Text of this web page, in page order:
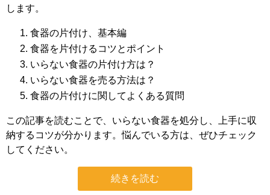
します。
食器の片付け、基本編
食器を片付けるコツとポイント
いらない食器の片付け方は？
いらない食器を売る方法は？
食器の片付けに関してよくある質問
この記事を読むことで、いらない食器を処分し、上手に収
納するコツが分かります。悩んでいる方は、ぜひチェック
してください。
続きを読む